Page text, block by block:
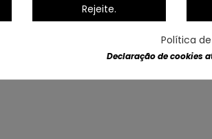
Rejeite.
Política
Declaração de cookies